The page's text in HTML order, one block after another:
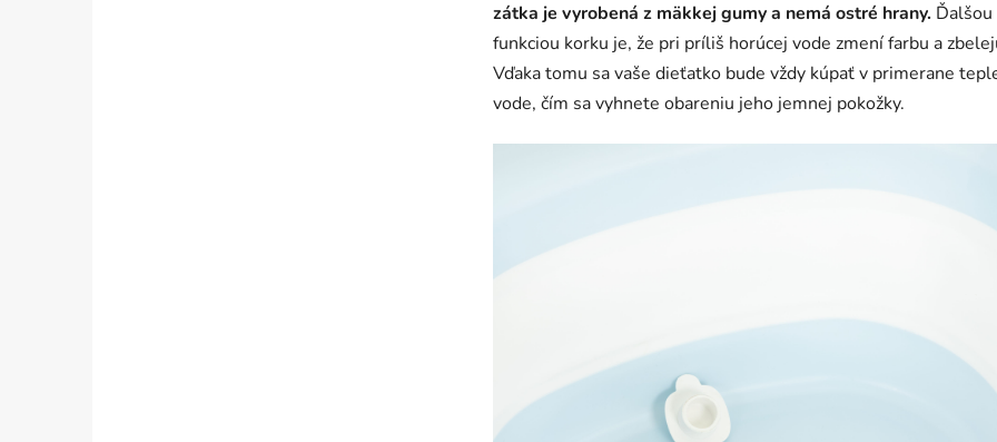
zátka je vyrobená z mäkkej gumy a nemá ostré hrany. Ďalšou
funkciou korku je, že pri príliš horúcej vode zmení farbu a
Vďaka tomu sa vaše dieťatko bude vždy kúpať v primerane
vode, čím sa vyhnete obareniu jeho jemnej pokožky.